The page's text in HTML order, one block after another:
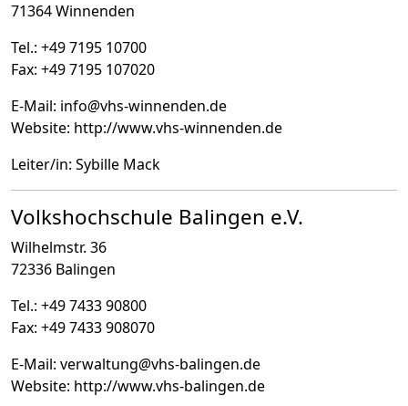
71364 Winnenden
Tel.: +49 7195 10700
Fax: +49 7195 107020
E-Mail: info@vhs-winnenden.de
Website: http://www.vhs-winnenden.de
Leiter/in: Sybille Mack
Volkshochschule Balingen e.V.
Wilhelmstr. 36
72336 Balingen
Tel.: +49 7433 90800
Fax: +49 7433 908070
E-Mail: verwaltung@vhs-balingen.de
Website: http://www.vhs-balingen.de